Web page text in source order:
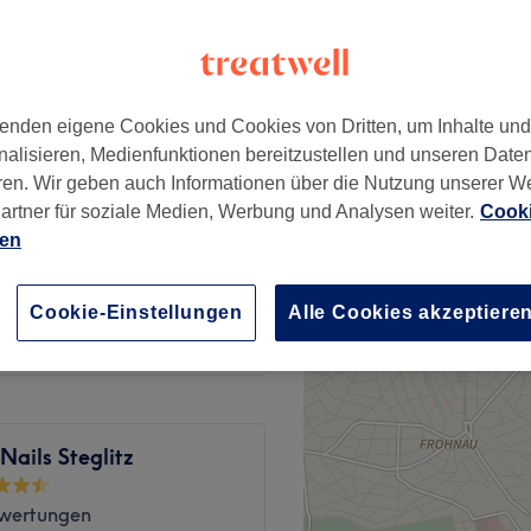
40 €
10 €
Steglitz
eigene Cookies und Cookies von Dritten, um Inhalte
Medienfunktionen bereitzustellen und unseren
Wir geben auch Informationen über die Nutzung unserer
für soziale Medien, Werbung und Analysen weiter.
Cookie-Einstellungen Alle Cookies akzeptieren